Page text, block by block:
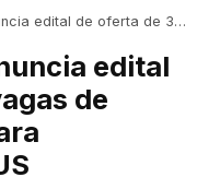
vagas de residência e 900 para especialistas no SUS
edital
de